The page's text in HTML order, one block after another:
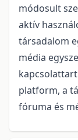
módosult
aktív
társadalom
média
platform, a
fóruma és